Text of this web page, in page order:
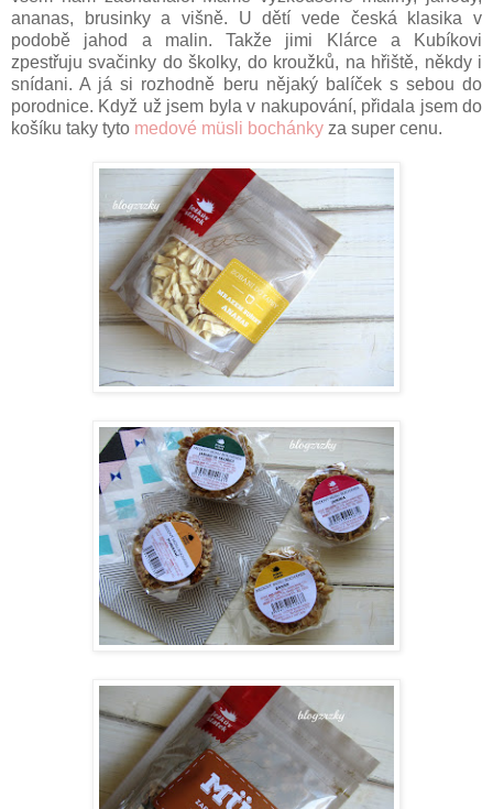
ananas, brusinky a višně. U dětí vede česká klasika v
podobě jahod a malin. Takže jimi Klárce a Kubíkovi
zpestřuju svačinky do školky, do kroužků, na hřiště, někdy i
snídani. A já si rozhodně beru nějaký balíček s sebou do
porodnice. Když už jsem byla v nakupování, přidala jsem do
košíku taky tyto medové müsli bochánky za super cenu.